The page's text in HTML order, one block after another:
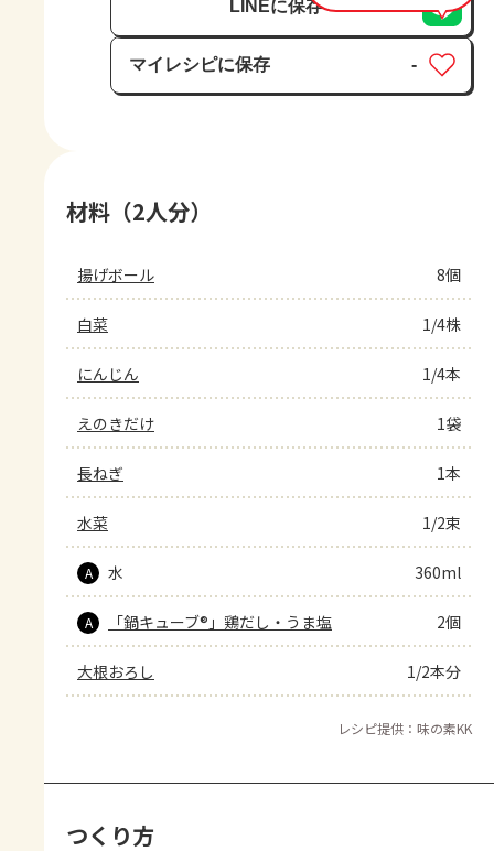
LINEに保存
マイレシピに保存
保存済み
-
材料（2人分）
揚げボール 8個
白菜 1/4株
にんじん 1/4本
えのきだけ 1袋
長ねぎ 1本
水菜 1/2束
A 水 360ml
A 「鍋キューブ®」鶏だし・うま塩 2個
大根おろし 1/2本分
レシピ提供：味の素KK
つくり方